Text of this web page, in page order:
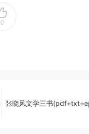
0
张晓风文学三书